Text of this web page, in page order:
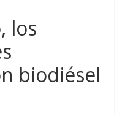
los
biodiésel